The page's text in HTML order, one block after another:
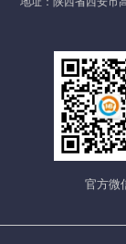
官方微